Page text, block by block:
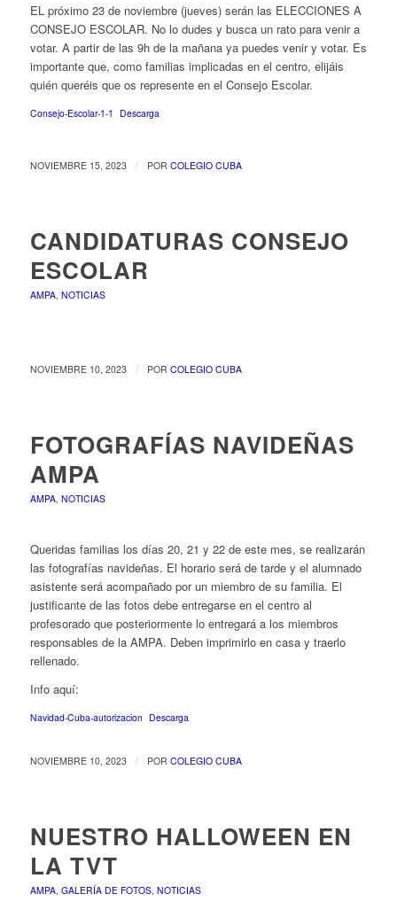
EL próximo 23 de noviembre (jueves) serán las ELECCIONES A
CONSEJO ESCOLAR. No lo dudes y busca un rato para venir a
votar. A partir de las 9h de la mañana ya puedes venir y votar. Es
importante que, como familias implicadas en el centro, elijáis
quién queréis que os represente en el Consejo Escolar.
Consejo-Escolar-1-1 Descarga
NOVIEMBRE 15, 2023 / POR COLEGIO CUBA
CANDIDATURAS CONSEJO
ESCOLAR
AMPA, NOTICIAS
NOVIEMBRE 10, 2023 / POR COLEGIO CUBA
FOTOGRAFÍAS NAVIDEÑAS
AMPA
AMPA, NOTICIAS
Queridas familias los días 20, 21 y 22 de este mes, se realizarán
las fotografías navideñas. El horario será de tarde y el alumnado
asistente será acompañado por un miembro de su familia. El
justificante de las fotos debe entregarse en el centro al
profesorado que posteriormente lo entregará a los miembros
responsables de la AMPA. Deben imprimirlo en casa y traerlo
rellenado.
Info aquí:
Navidad-Cuba-autorizacion Descarga
NOVIEMBRE 10, 2023 / POR COLEGIO CUBA
NUESTRO HALLOWEEN EN
LA TVT
AMPA, GALERÍA DE FOTOS, NOTICIAS